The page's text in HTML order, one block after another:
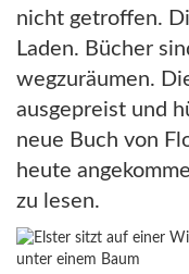
nicht getroffen.
Laden. Bücher
wegzuräumen.
ausgepreist und
neue Buch von
heute
zu lesen.